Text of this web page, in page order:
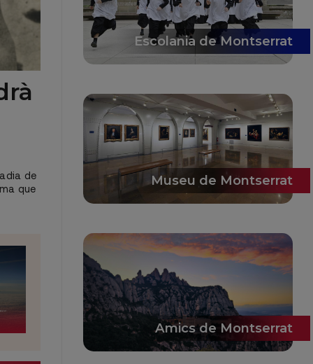
de
que
Escolania de Montserrat
Museu de Montserrat
Amics de Montserrat